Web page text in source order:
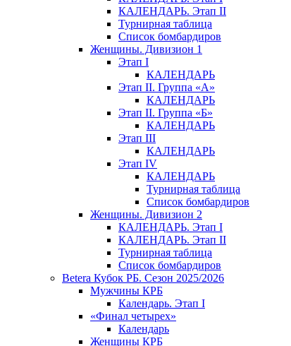
КАЛЕНДАРЬ. Этап II
Турнирная таблица
Список бомбардиров
Женщины. Дивизион 1
Этап I
КАЛЕНДАРЬ
Этап II. Группа «А»
КАЛЕНДАРЬ
Этап II. Группа «Б»
КАЛЕНДАРЬ
Этап III
КАЛЕНДАРЬ
Этап IV
КАЛЕНДАРЬ
Турнирная таблица
Список бомбардиров
Женщины. Дивизион 2
КАЛЕНДАРЬ. Этап I
КАЛЕНДАРЬ. Этап II
Турнирная таблица
Список бомбардиров
Betera Кубок РБ. Сезон 2025/2026
Мужчины КРБ
Календарь. Этап I
«Финал четырех»
Календарь
Женщины КРБ